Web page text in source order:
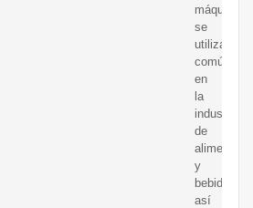
máquina
se
utiliza
en
la
industria
de
alimentos
y
bebidas,
así